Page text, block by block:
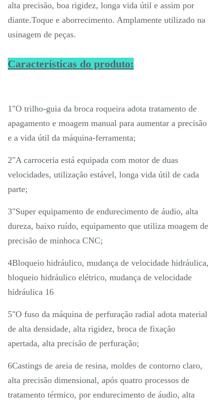
alta precisão, boa rigidez, longa vida útil e assim por
diante.Toque e aborrecimento. Amplamente utilizado na
usinagem de peças.
Características do produto:
1"O trilho-guia da broca roqueira adota tratamento de
apagamento e moagem manual para aumentar a precisão
e a vida útil da máquina-ferramenta;
2"A carroceria está equipada com motor de duas
velocidades, utilização estável, longa vida útil de cada
parte;
3"Super equipamento de endurecimento de áudio, alta
dureza, baixo ruído, equipamento que utiliza moagem de
precisão de minhoca CNC;
4Bloqueio hidráulico, mudança de velocidade hidráulica,
bloqueio hidráulico elétrico, mudança de velocidade
hidráulica 16
5"O fuso da máquina de perfuração radial adota material
de alta densidade, alta rigidez, broca de fixação
apertada, alta precisão de perfuração;
6Castings de areia de resina, moldes de contorno claro,
alta precisão dimensional, após quatro processos de
tratamento térmico, por endurecimento de áudio, alta